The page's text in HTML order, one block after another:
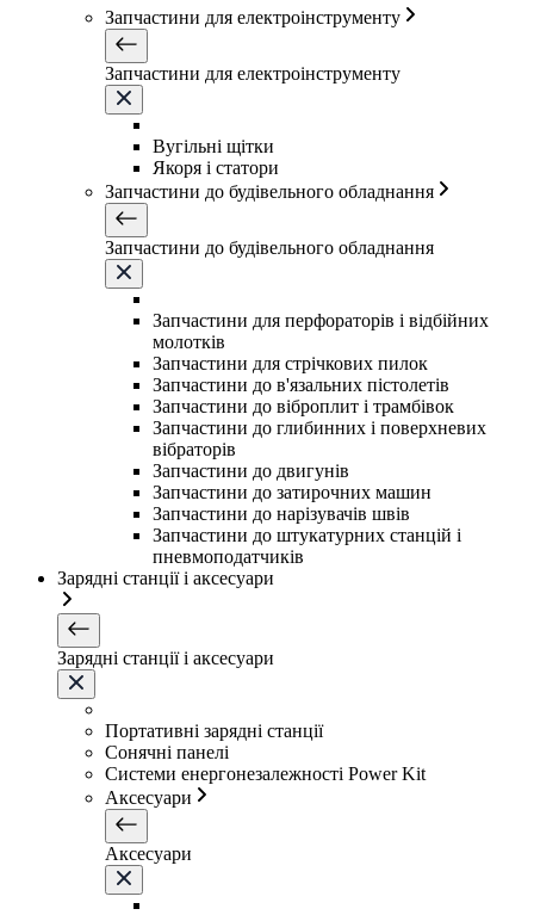
Запчастини для електроінструменту
Запчастини для електроінструменту
Вугільні щітки
Якоря і статори
Запчастини до будівельного обладнання
Запчастини до будівельного обладнання
Запчастини для перфораторів і відбійних
молотків
Запчастини для стрічкових пилок
Запчастини до в'язальних пістолетів
Запчастини до віброплит і трамбівок
Запчастини до глибинних і поверхневих
вібраторів
Запчастини до двигунів
Запчастини до затирочних машин
Запчастини до нарізувачів швів
Запчастини до штукатурних станцій і
пневмоподатчиків
Зарядні станції і аксесуари
Зарядні станції і аксесуари
Портативні зарядні станції
Сонячні панелі
Системи енергонезалежності Power Kit
Аксесуари
Аксесуари